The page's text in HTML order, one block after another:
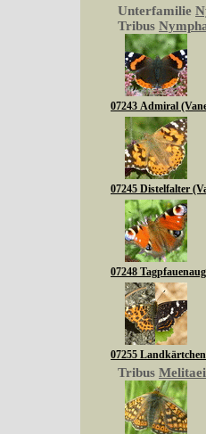
Unterfamilie
Tribus
07243 Admiral
07245 Distelfalter
07248
07255
Tribus